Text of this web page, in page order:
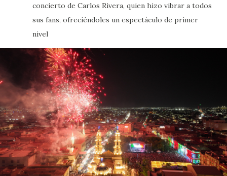
concierto de Carlos Rivera, quien hizo vibrar a todos
sus fans, ofreciéndoles un espectáculo de primer
nivel